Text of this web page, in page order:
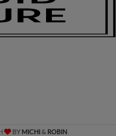
BY MICHI& ROBIN